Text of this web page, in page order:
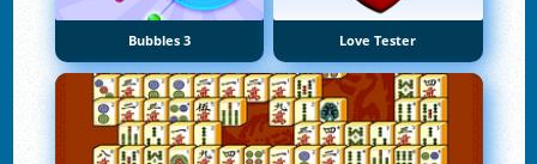
Bubbles 3 Love Tester